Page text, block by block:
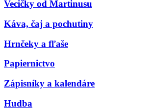
Vecičky od Martinusu
Káva, čaj a pochutiny
Hrnčeky a fľaše
Papiernictvo
Zápisníky a kalendáre
Hudba